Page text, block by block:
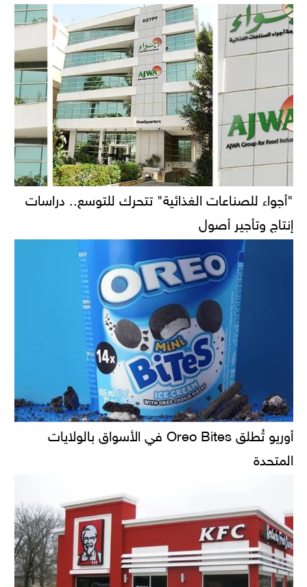
"أجواء للصناعات الغذائية" تتحرك للتوسع.. دراسات
إنتاج وتأجير أصول
أوريو تُطلق Oreo Bites في الأسواق بالولايات
المتحدة